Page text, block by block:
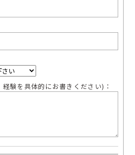
験を具体的にお書きください)：